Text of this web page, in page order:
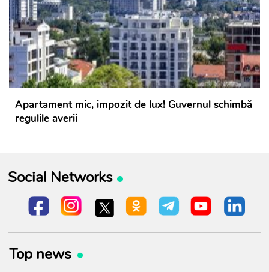
Apartament mic, impozit de lux! Guvernul schimbă
regulile averii
Social Networks
Top news